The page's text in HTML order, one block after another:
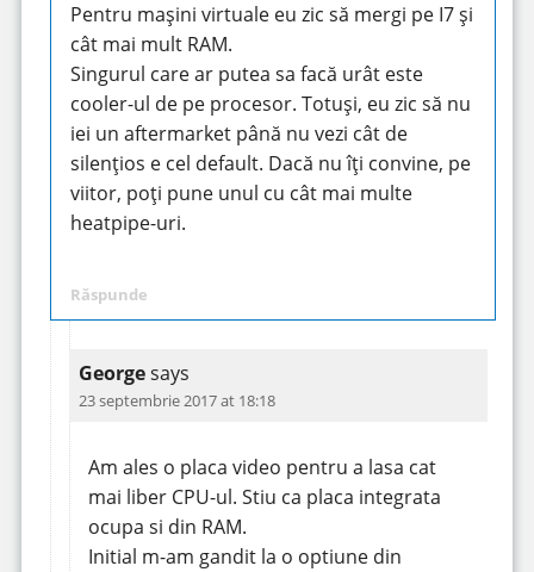
Pentru mașini virtuale eu zic să mergi pe I7 și
cât mai mult RAM.
Singurul care ar putea sa facă urât este
cooler-ul de pe procesor. Totuși, eu zic să nu
iei un aftermarket până nu vezi cât de
silențios e cel default. Dacă nu îți convine, pe
viitor, poți pune unul cu cât mai multe
heatpipe-uri.
Răspunde
Georgesays
23 septembrie 2017 at 18:18
Am ales o placa video pentru a lasa cat
mai liber CPU-ul. Stiu ca placa integrata
ocupa si din RAM.
Initial m-am gandit la o optiune din